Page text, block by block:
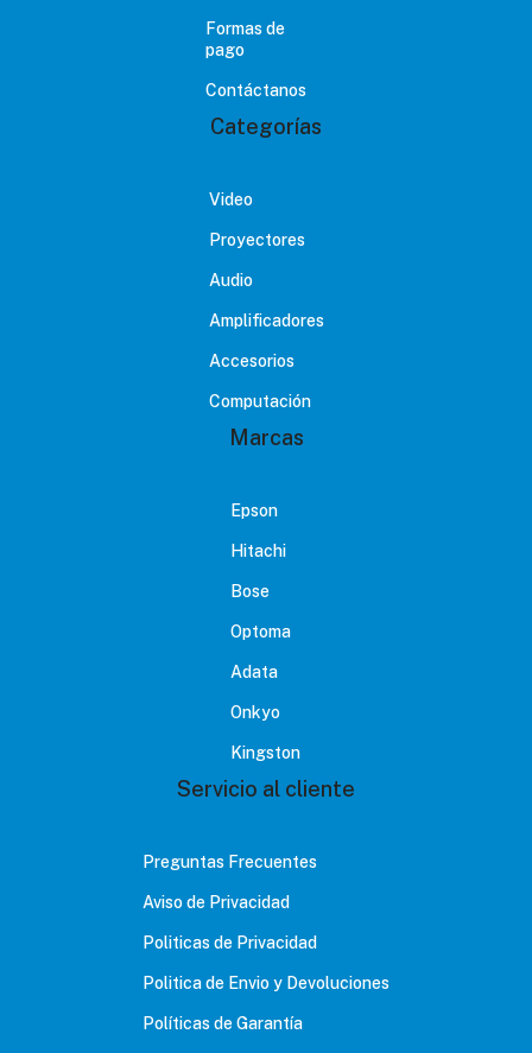
Formas de
pago
Contáctanos
Categorías
Video
Proyectores
Audio
Amplificadores
Accesorios
Computación
Marcas
Epson
Hitachi
Bose
Optoma
Adata
Onkyo
Kingston
Servicio al cliente
Preguntas Frecuentes
Aviso de Privacidad
Politicas de Privacidad
Politica de Envio y Devoluciones
Políticas de Garantía